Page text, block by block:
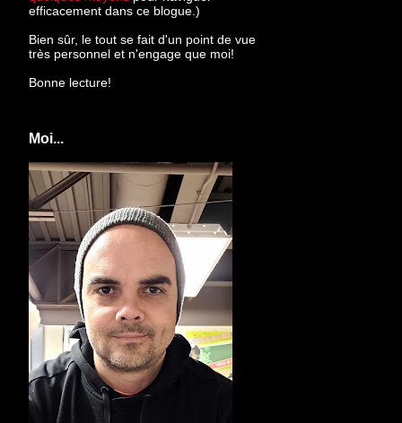
efficacement dans ce blogue.)
Bien sûr, le tout se fait d'un point de vue
très personnel et n'engage que moi!
Bonne lecture!
Moi...